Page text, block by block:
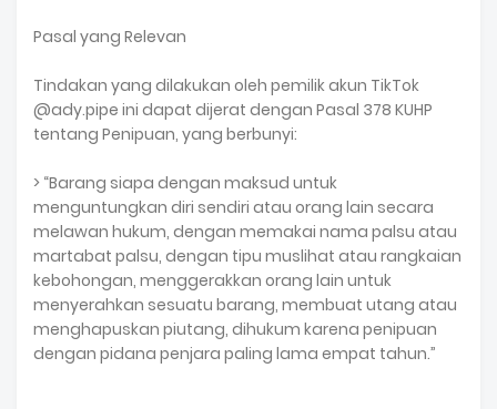
Pasal yang Relevan
Tindakan yang dilakukan oleh pemilik akun TikTok
@ady.pipe ini dapat dijerat dengan Pasal 378 KUHP
tentang Penipuan, yang berbunyi:
> “Barang siapa dengan maksud untuk
menguntungkan diri sendiri atau orang lain secara
melawan hukum, dengan memakai nama palsu atau
martabat palsu, dengan tipu muslihat atau rangkaian
kebohongan, menggerakkan orang lain untuk
menyerahkan sesuatu barang, membuat utang atau
menghapuskan piutang, dihukum karena penipuan
dengan pidana penjara paling lama empat tahun.”